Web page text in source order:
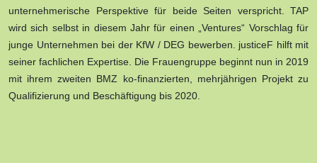
unternehmerische Perspektive für beide Seiten verspricht. TAP
wird sich selbst in diesem Jahr für einen „Ventures“ Vorschlag für
junge Unternehmen bei der KfW / DEG bewerben. justiceF hilft mit
seiner fachlichen Expertise. Die Frauengruppe beginnt nun in 2019
mit ihrem zweiten BMZ ko-finanzierten, mehrjährigen Projekt zu
Qualifizierung und Beschäftigung bis 2020.